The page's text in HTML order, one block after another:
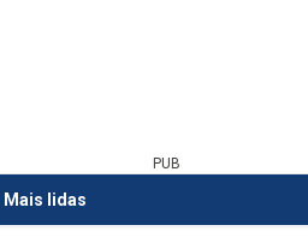
PUB
Mais lidas